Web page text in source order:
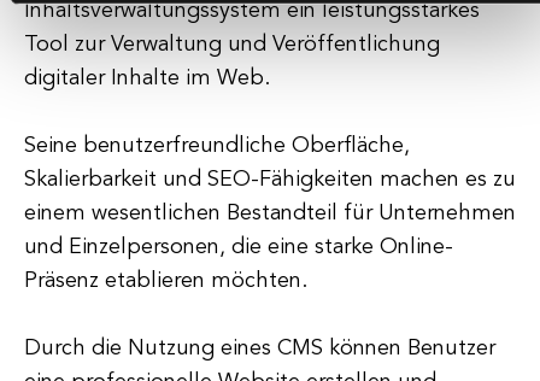
Inhaltsverwaltungssystem ein leistungsstarkes
Tool zur Verwaltung und Veröffentlichung
digitaler Inhalte im Web.
Seine benutzerfreundliche Oberfläche,
Skalierbarkeit und SEO-Fähigkeiten machen es zu
einem wesentlichen Bestandteil für Unternehmen
und Einzelpersonen, die eine starke Online-
Präsenz etablieren möchten.
Durch die Nutzung eines CMS können Benutzer